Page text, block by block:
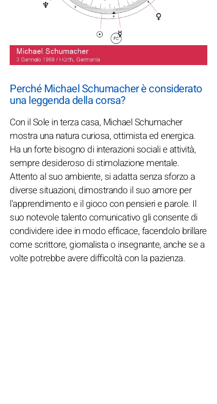
Perché Michael Schumacher è considerato
una leggenda della corsa?
Con il Sole in terza casa, Michael Schumacher
mostra una natura curiosa, ottimista ed energica.
Ha un forte bisogno di interazioni sociali e attività,
sempre desideroso di stimolazione mentale.
Attento al suo ambiente, si adatta senza sforzo a
diverse situazioni, dimostrando il suo amore per
l'apprendimento e il gioco con pensieri e parole. Il
suo notevole talento comunicativo gli consente di
condividere idee in modo efficace, facendolo brillare
come scrittore, giornalista o insegnante, anche se a
volte potrebbe avere difficoltà con la pazienza.